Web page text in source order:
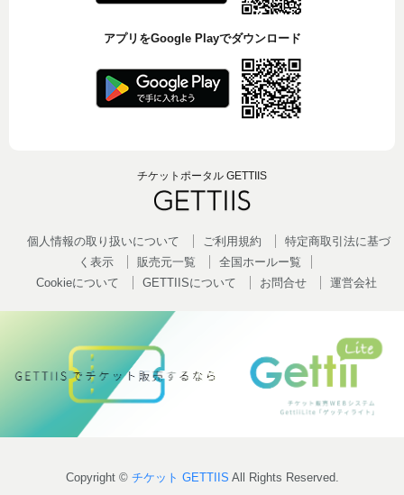
アプリをGoogle Playでダウンロード
チケットポータル GETTIIS
個人情報の取り扱いについて ご利用規約
特定商取引法に基づ
く表示
販売元一覧
全国ホールー覧
Cookieについて
GETTIISについて お問合せ 運営会社
Copyright © チケット GETTIIS All Rights Reserved.